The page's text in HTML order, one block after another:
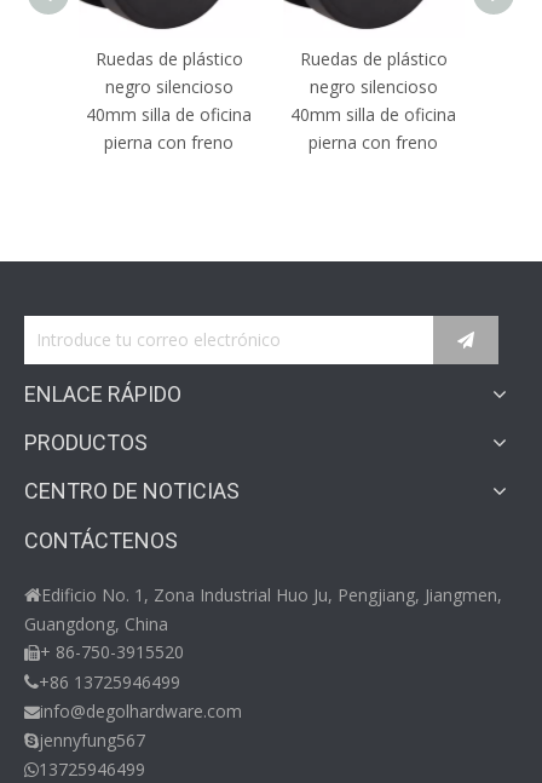
Ruedas de plástico
negro silencioso
40mm silla de oficina
pierna con freno
Ruedas de muebles
rústicos decorativos
de nylon de alta
calidad
ENLACE RÁPIDO
PRODUCTOS
CENTRO DE NOTICIAS
CONTÁCTENOS
Edificio No. 1, Zona Industrial Huo Ju, Pengjiang, Jiangmen,
Guangdong, China
+ 86-750-3915520
+86 13725946499
info@degolhardware.com
jennyfung567
13725946499